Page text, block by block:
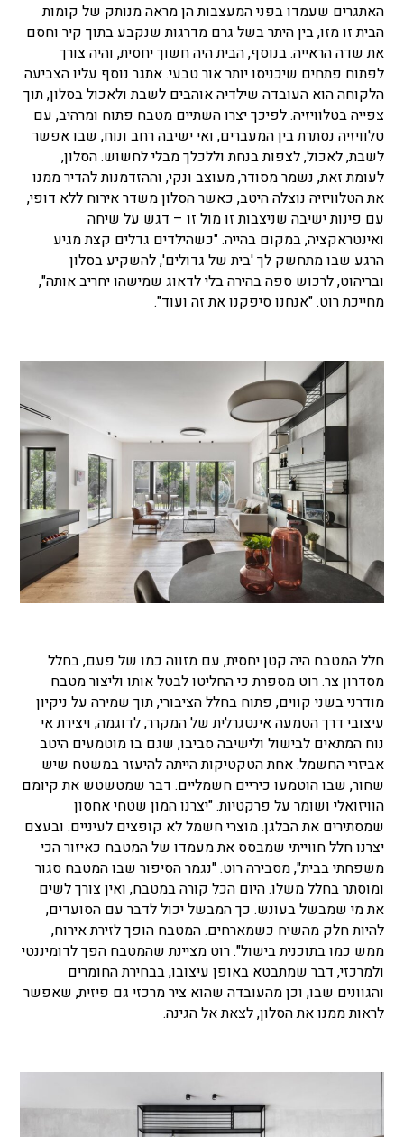
האתגרים שעמדו בפני המעצבות הן מראה מנותק של קומות
הבית זו מזו, בין היתר בשל גרם מדרגות שנקבע בתוך קיר וחסם
את שדה הראייה. בנוסף, הבית היה חשוך יחסית, והיה צורך
לפתוח פתחים שיכניסו יותר אור טבעי. אתגר נוסף עליו הצביעה
הלקוחה הוא העובדה שילדיה אוהבים לשבת ולאכול בסלון, תוך
צפייה בטלוויזיה. לפיכך יצרו השתיים מטבח פתוח ומרהיב, עם
טלוויזיה נסתרת בין המעברים, ואי ישיבה רחב ונוח, שבו אפשר
לשבת, לאכול, לצפות בנחת וללכלך מבלי לחשוש. הסלון,
לעומת זאת, נשמר מסודר, מעוצב ונקי, וההזדמנות להדיר ממנו
את הטלוויזיה נוצלה היטב, כאשר הסלון משדר אירוח ללא דופי,
עם פינות ישיבה שניצבות זו מול זו – דגש על שיחה
ואינטראקציה, במקום בהייה. "כשהילדים גדלים קצת מגיע
הרגע שבו מתחשק לך 'בית של גדולים', להשקיע בסלון
ובריהוט, לרכוש ספה בהירה בלי לדאוג שמישהו יחריב אותה",
מחייכת רוט. "אנחנו סיפקנו את זה ועוד".
חלל המטבח היה קטן יחסית, עם מזווה כמו של פעם, בחלל
מסדרון צר. רוט מספרת כי החליטו לבטל אותו וליצור מטבח
מודרני בשני קווים, פתוח בחלל הציבורי, תוך שמירה על ניקיון
עיצובי דרך הטמעה אינטגרלית של המקרר, לדוגמה, ויצירת אי
נוח המתאים לבישול ולישיבה סביבו, שגם בו מוטמעים היטב
אביזרי החשמל. אחת הטקטיקות הייתה להיעזר במשטח שיש
שחור, שבו הוטמעו כיריים חשמליים. דבר שמטשטש את קיומם
הוויזואלי ושומר על פרקטיות. "יצרנו המון שטחי אחסון
שמסתירים את הבלגן. מוצרי חשמל לא קופצים לעיניים. ובעצם
יצרנו חלל חווייתי שמבסס את מעמדו של המטבח כאיזור הכי
משפחתי בבית", מסבירה רוט. "נגמר הסיפור שבו המטבח סגור
ומוסתר בחלל משלו. היום הכל קורה במטבח, ואין צורך לשים
את מי שמבשל בעונש. כך המבשל יכול לדבר עם הסועדים,
להיות חלק מהשיח כשמארחים. המטבח הופך לזירת אירוח,
ממש כמו בתוכנית בישול". רוט מציינת שהמטבח הפך לדומיננטי
ולמרכזי, דבר שמתבטא באופן עיצובו, בבחירת החומרים
והגוונים שבו, וכן מהעובדה שהוא ציר מרכזי גם פיזית, שאפשר
לראות ממנו את הסלון, לצאת אל הגינה.